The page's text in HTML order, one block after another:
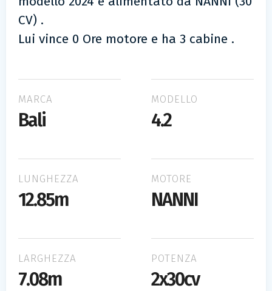
CV) .
Lui vince 0 Ore motore e ha 3 cabine .
MARCA
Bali
MODELLO
4.2
LUNGHEZZA
12.85m
MOTORE
NANNI
LARGHEZZA
7.08m
POTENZA
2x30cv